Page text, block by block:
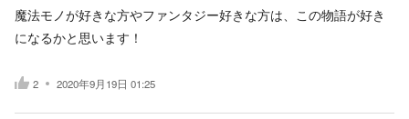
魔法モノが好きな方やファンタジー好きな方は、この物語が好き
になるかと思います！
2 2020年9月19日 01:25